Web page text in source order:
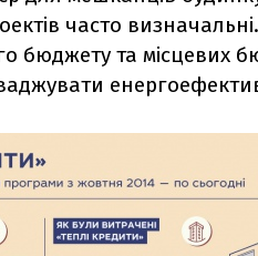
часто
бюджету та місцевих